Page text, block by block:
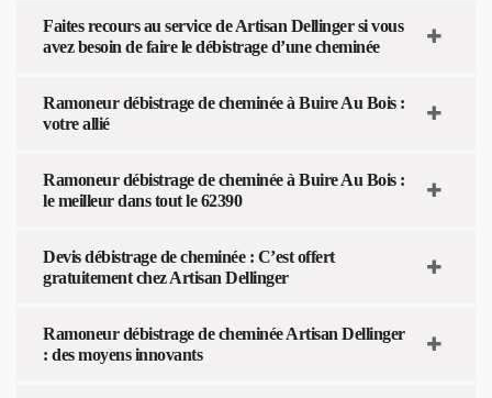
Faites recours au service de Artisan Dellinger si vous
avez besoin de faire le débistrage d’une cheminée
Ramoneur débistrage de cheminée à Buire Au Bois :
votre allié
Ramoneur débistrage de cheminée à Buire Au Bois :
le meilleur dans tout le 62390
Devis débistrage de cheminée : C’est offert
gratuitement chez Artisan Dellinger
Ramoneur débistrage de cheminée Artisan Dellinger
: des moyens innovants